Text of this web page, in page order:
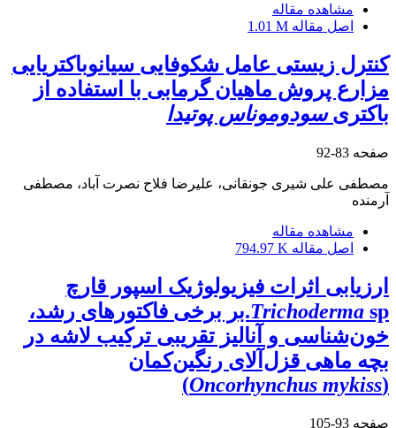
مشاهده مقاله
اصل مقاله 1.01 M
کنترل زیستی عامل شکوفایی سیانوباکتریایی
مزارع پروش ماهیان گرمابی با استفاده از
باکتریسودوموناس پوتیدا
صفحه 83-92
مصطفی علی شیری جونقانی، علیرضا فلاح نصرت آباد، مصطفی
آرمنده
مشاهده مقاله
اصل مقاله 794.97 K
ارزیابی اثرات فیزیولوژیک اسپور قارچ
Trichodermasp.بر برخی فاکتورهای رشد،
خون‌شناسی و آنالیز تقریبی ترکیب لاشه در
بچه ماهی قزل‌آلای رنگین‌کمان
(
Oncorhynchus mykiss
)
صفحه 93-105